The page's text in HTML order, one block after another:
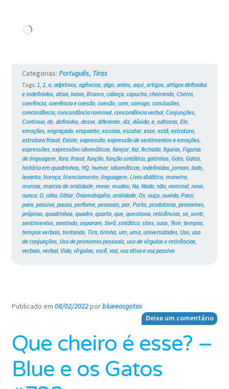
Gatos
#733
Carregando...
Categorias: Português, Tiras
Tags: 1, 2, a, adjetivos, agências, algo, antes, aqui, artigos, artigos definidos
e indefinidos, ativa, baixo, Branco, cabeça, capucho, cheirando, Cheiro,
coerência, coerência e coesão, coesão, com, comigo, conclusões,
concordância, concordância nominal, concordância verbal, Conjunções,
Continua, de, definidos, desse, diferente, diz, dúvida, e, editoras, Ele,
emoções, engraçado, enquanto, escolas, escutar, esse, está, estrutura,
estrutura frasal, Existe, expressão, expressão de sentimentos e emoções,
expressões, expressões idiomáticas, farejar, faz, fechada, figuras, Figuras
de linguagem, fora, frasal, função, função sintática, gatinhos, Gato, Gatos,
história em quadrinhos, HQ, humor, idiomáticas, indefinidos, jornais, lado,
levanta, licença, licenciamento, linguagem, Livro didático, maneira,
marcas, marcas de oralidade, mexe, mudou, Na, Nada, não, nominal, novo,
nunca, O, olha, Olhar, Onomatopéia, oralidade, Os, ouço, ouvido, Paco,
para, passiva, pausa, perfume, pessoais, por, Porta, produtoras, pronomes,
próprias, quadrinhos, quadro, quarto, que, questiona, reticências, se, senti,
sentimentos, sentindo, separam, Será, sintática, sites, suas, Tem, tempos,
tempos verbais, tentando, Tira, tirinha, um, uma, universidades, Uso, uso
de conjunções, Uso de pronomes pessoais, uso de vírgulas e reticências,
verbais, verbal, Vida, vírgulas, você, voz, voz ativa e voz passiva
Publicado em 08/02/2022porblueeosgatos
Deixe um comentário
Que cheiro é esse? –
Blue e os Gatos